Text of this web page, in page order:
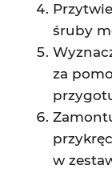
śruby
za
w